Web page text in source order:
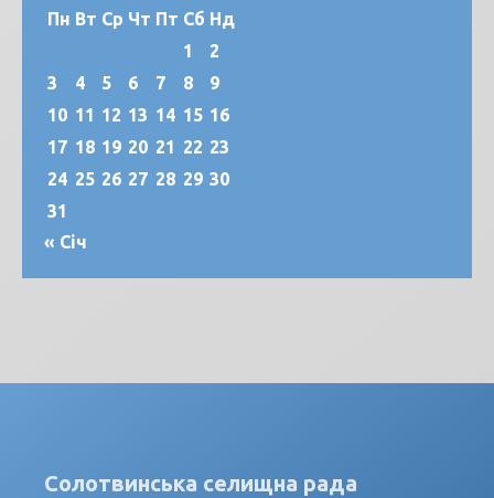
Пн Вт Ср Чт Пт Сб Нд
1
2
3
4 5 6 7 8
9
10 11 12 13 14 15 16
17 18 19 20 21 22 23
24 25 26 27 28 29 30
31
« Січ
Солотвинська селищна рада